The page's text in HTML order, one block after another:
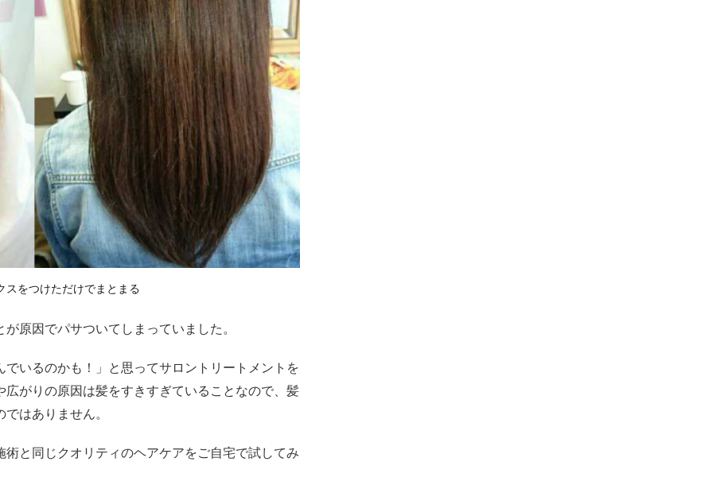
スをつけただけでまとまる
原因でパサついてしまっていました。
いるのかも！」と思ってサロントリートメントを
がりの原因は髪をすきすぎていることなので、髪
はありません。
と同じクオリティのヘアケアをご自宅で試してみ